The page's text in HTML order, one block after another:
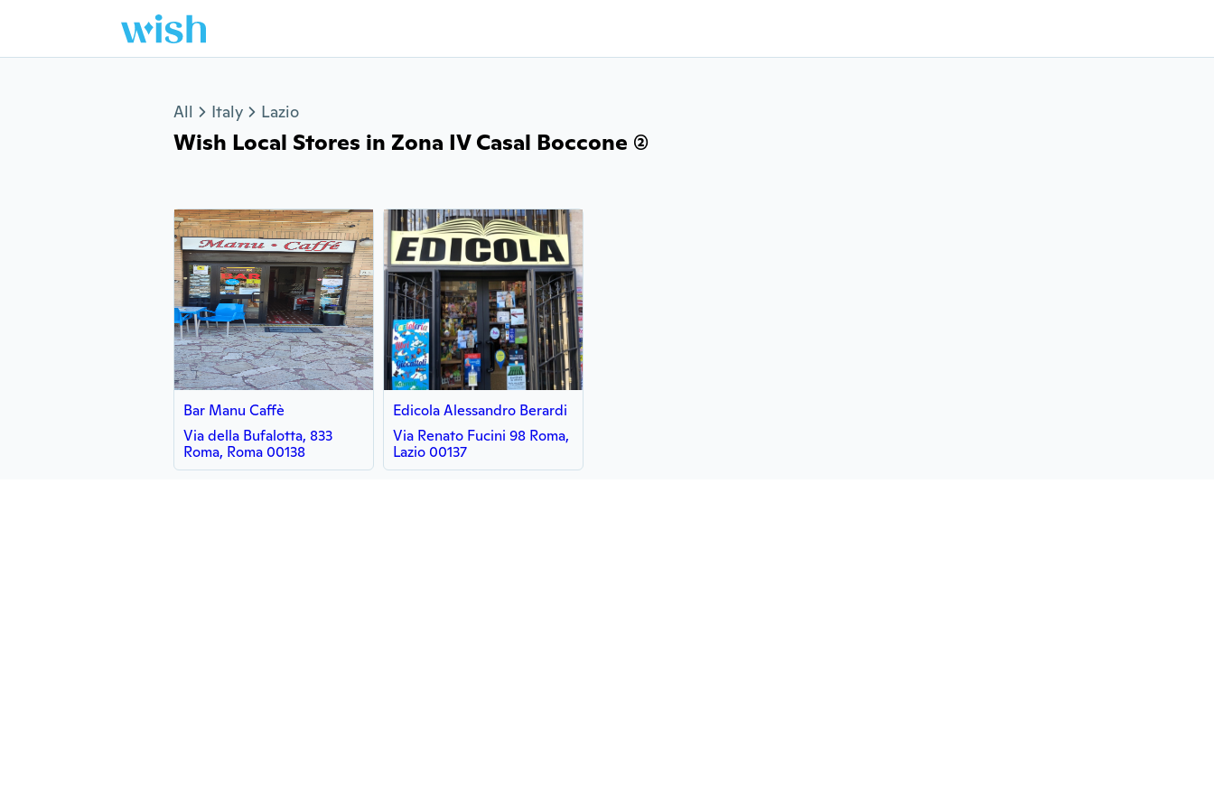
All Italy Lazio
Wish Local Stores in Zona IV Casal Boccone (2)
Bar Manu Caffè
Via della Bufalotta, 833
Roma, Roma 00138
Edicola Alessandro Berardi
Via Renato Fucini 98 Roma,
Lazio 00137